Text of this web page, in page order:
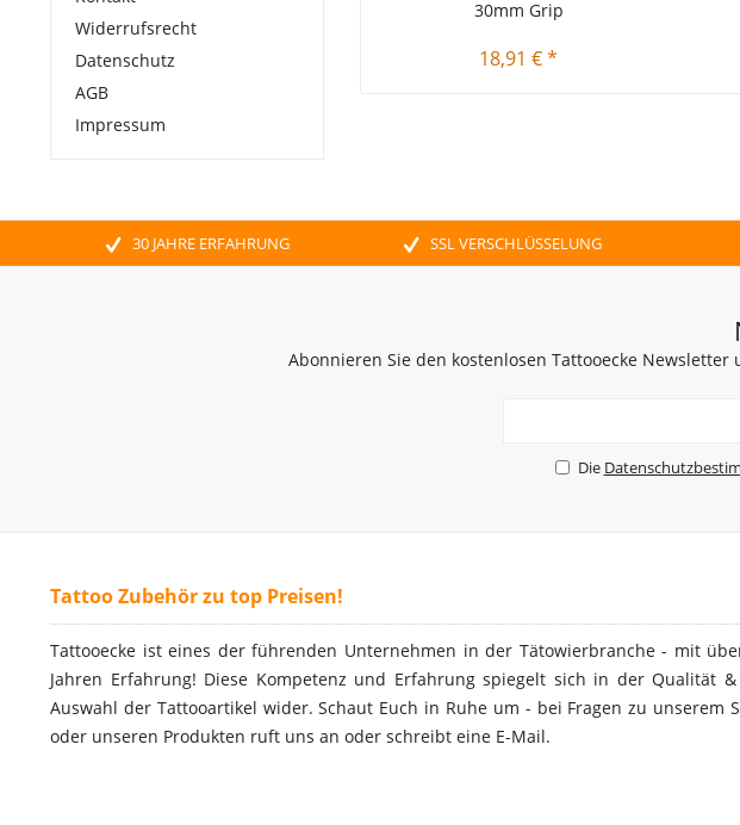
Widerrufsrecht
Datenschutz
AGB
Impressum
30mm Grip
18,91 € *
30 JAHRE ERFAHRUNG SSL VERSCHLÜSSELUNG
Abonnieren Sie den kostenlosen Tattooecke
Die
Tattoo Zubehör zu top Preisen!
Tattooecke ist eines der führenden Unternehmen in der Tätowierbranche - mit
Jahren Erfahrung! Diese Kompetenz und Erfahrung spiegelt sich in der Qualität
Auswahl der Tattooartikel wider. Schaut Euch in Ruhe um - bei Fragen zu unserem
oder unseren Produkten ruft uns an oder schreibt eine E-Mail.